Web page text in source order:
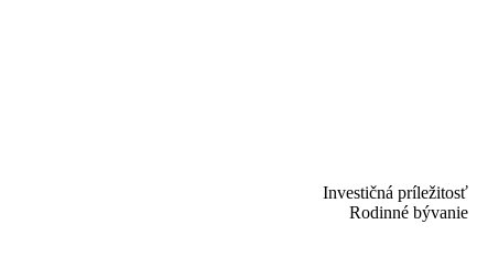
Investičná príležitosť
Rodinné bývanie